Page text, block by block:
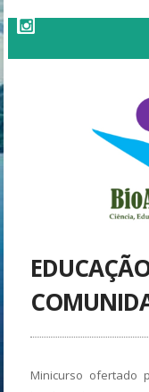
Minicurso ofertado